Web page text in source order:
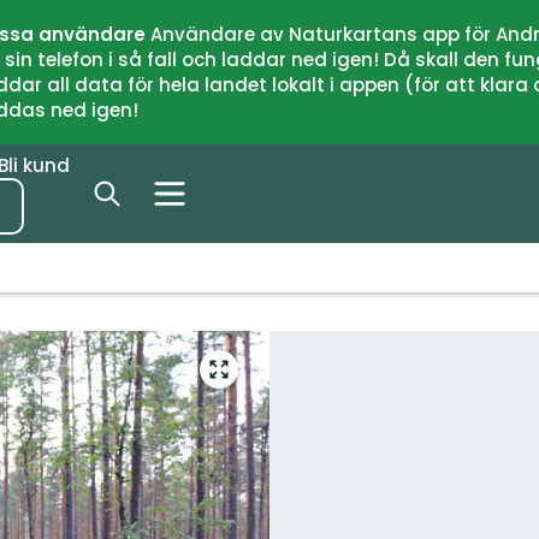
användareAnvändare av Naturkartans app för
telefon i så fall och laddar ned igen! Då skall den
all data för hela landet lokalt i appen (för att
ned igen!
Bli kund
Gå
till
helskärmsläge